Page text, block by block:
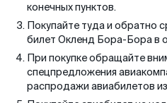
конечных пунктов.
Покупайте туда и обратно
билет Окленд Бора-Бора в
При покупке обращайте
спецпредложения
распродажи авиабилетов